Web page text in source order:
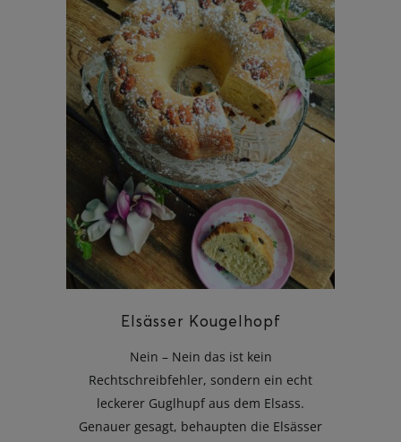
Elsässer Kougelhopf
Nein – Nein das ist kein
Rechtschreibfehler, sondern ein echt
leckerer Guglhupf aus dem Elsass.
Genauer gesagt, behaupten die Elsässer